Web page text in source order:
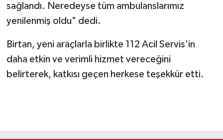
sağlandı. Neredeyse tüm ambulanslarımız
yenilenmiş oldu" dedi.
Birtan, yeni araçlarla birlikte 112 Acil Servis'in
daha etkin ve verimli hizmet vereceğini
belirterek, katkısı geçen herkese teşekkür etti.